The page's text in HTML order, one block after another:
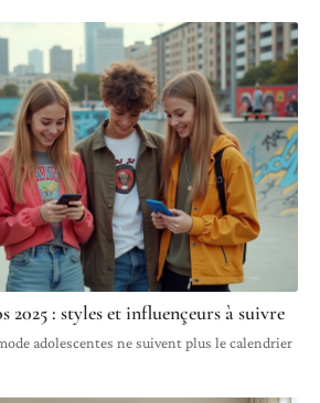
2025 : styles et influençeurs à suivre
adolescentes ne suivent plus le calendrier